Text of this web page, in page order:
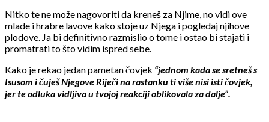
Nitko te ne može nagovoriti da kreneš za Njime, no vidi ove
mlade i hrabre lavove kako stoje uz Njega i pogledaj njihove
plodove. Ja bi definitivno razmislio o tome i ostao bi stajati i
promatrati to što vidim ispred sebe.
Kako je rekao jedan pametan čovjek “jednom kada se sretneš s
Isusom i čuješ Njegove Riječi na rastanku ti više nisi isti čovjek,
jer te odluka vidljiva u tvojoj reakciji oblikovala za dalje”.